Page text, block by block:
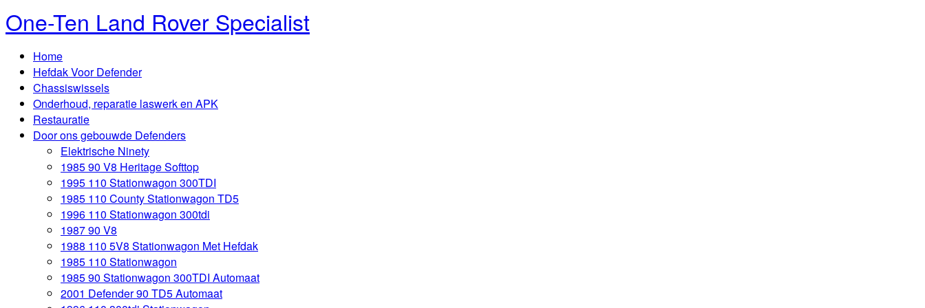
One-Ten Land Rover Specialist
Home
Hefdak Voor Defender
Chassiswissels
Onderhoud, reparatie laswerk en APK
Restauratie
Door ons gebouwde Defenders
Elektrische Ninety
1985 90 V8 Heritage Softtop
1995 110 Stationwagon 300TDI
1985 110 County Stationwagon TD5
1996 110 Stationwagon 300tdi
1987 90 V8
1988 110 5V8 Stationwagon Met Hefdak
1985 110 Stationwagon
1985 90 Stationwagon 300TDI Automaat
2001 Defender 90 TD5 Automaat